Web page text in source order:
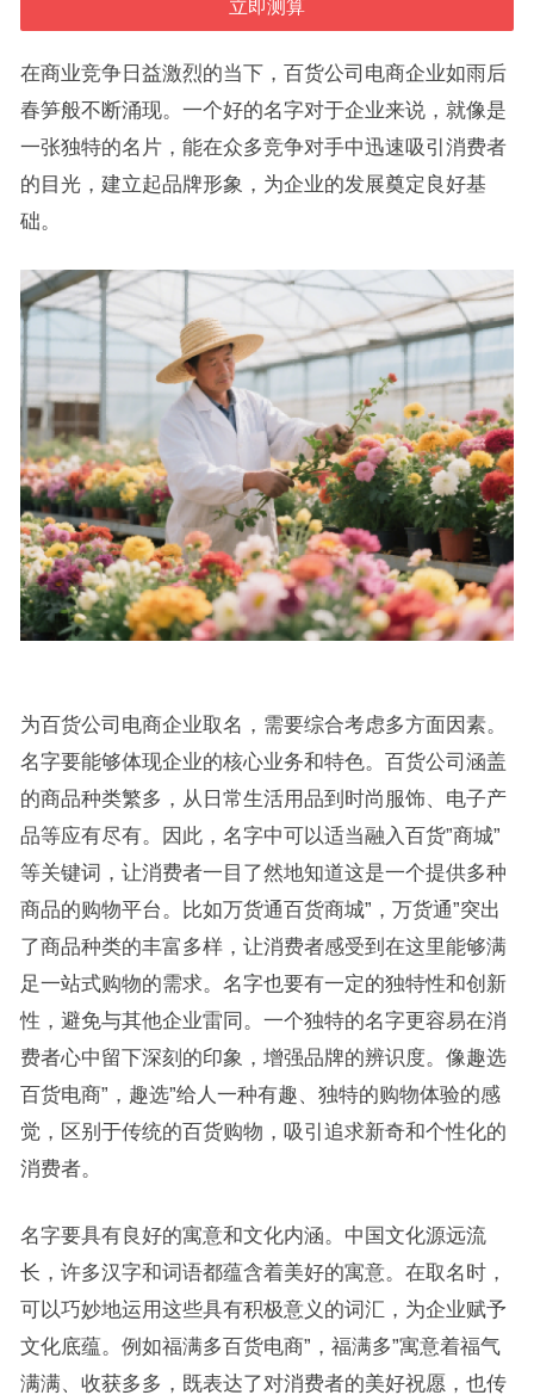
在商业竞争日益激烈的当下，百货公司电商企业如雨后
春笋般不断涌现。一个好的名字对于企业来说，就像是
一张独特的名片，能在众多竞争对手中迅速吸引消费者
的目光，建立起品牌形象，为企业的发展奠定良好基
础。
为百货公司电商企业取名，需要综合考虑多方面因素。
名字要能够体现企业的核心业务和特色。百货公司涵盖
的商品种类繁多，从日常生活用品到时尚服饰、电子产
品等应有尽有。因此，名字中可以适当融入百货”商城”
等关键词，让消费者一目了然地知道这是一个提供多种
商品的购物平台。比如万货通百货商城”，万货通”突出
了商品种类的丰富多样，让消费者感受到在这里能够满
足一站式购物的需求。名字也要有一定的独特性和创新
性，避免与其他企业雷同。一个独特的名字更容易在消
费者心中留下深刻的印象，增强品牌的辨识度。像趣选
百货电商”，趣选”给人一种有趣、独特的购物体验的感
觉，区别于传统的百货购物，吸引追求新奇和个性化的
消费者。
名字要具有良好的寓意和文化内涵。中国文化源远流
长，许多汉字和词语都蕴含着美好的寓意。在取名时，
可以巧妙地运用这些具有积极意义的词汇，为企业赋予
文化底蕴。例如福满多百货电商”，福满多”寓意着福气
满满、收获多多，既表达了对消费者的美好祝愿，也传